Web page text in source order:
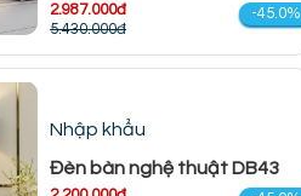
2.987.000đ
5.430.000đ
-45.0%
Nhập khẩu
Đèn bàn nghệ thuật DB43